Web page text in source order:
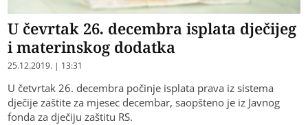
U čevrtak 26. decembra isplata dječijeg
i materinskog dodatka
25.12.2019. | 13:31
U četvrtak 26. decembra počinje isplata prava iz sistema
dječije zaštite za mjesec decembar, saopšteno je iz Javnog
fonda za dječiju zaštitu RS.